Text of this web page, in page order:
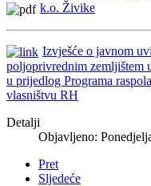
k.o. Živike
Izvješće o javnom
poljoprivrednim zemljištem
u prijedlog Programa
vlasništvu RH
Detalji
Objavljeno:
Pret
Sljedeće